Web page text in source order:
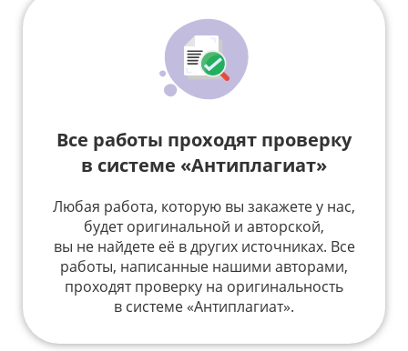
Все работы проходят проверку
в системе «Антиплагиат»
Любая работа, которую вы закажете у нас,
будет оригинальной и авторской,
вы не найдете её в других источниках. Все
работы, написанные нашими авторами,
проходят проверку на оригинальность
в системе «Антиплагиат».